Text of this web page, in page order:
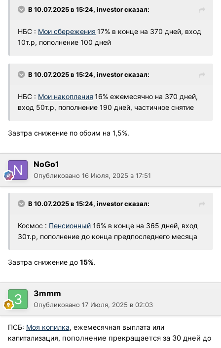
В 10.07.2025 в 15:24, investorсказал:
НБС : Мои сбережения 17% в конце на 370 дней, вход
10т.р, пополнение 100 дней
В 10.07.2025 в 15:24, investorсказал:
НБС : Мои накопления 16% ежемесячно на 370 дней,
вход 50т.р, пополнение 190 дней, частичное снятие
Завтра снижение по обоим на 1,5%.
NoGo1
Опубликовано 16 Июля, 2025 в 17:51
В 10.07.2025 в 15:24, investorсказал:
Космос : Пенсионный 16% в конце на 365 дней, вход
30т.р, пополнение до конца предпоследнего месяца
Завтра снижение до 15%.
3mmm
Опубликовано 17 Июля, 2025 в 02:03
ПСБ: Моя копилка, ежемесячная выплата или
капитализация, пополнение прекращается за 30 дней до